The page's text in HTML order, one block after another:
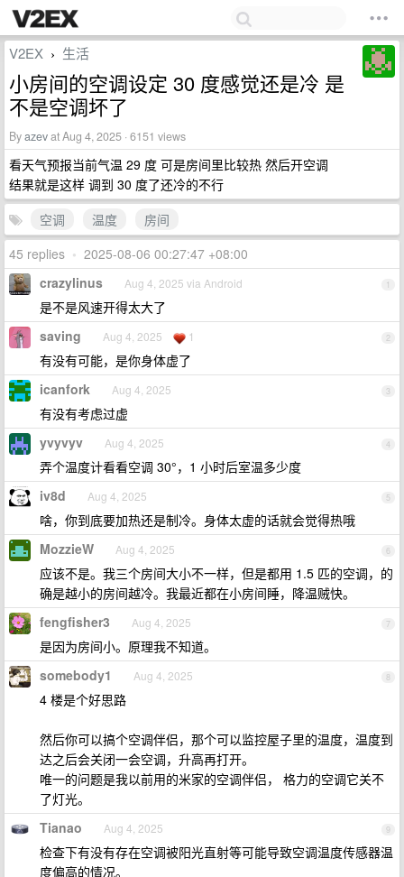
V2EX › 生活
小房间的空调设定 30 度感觉还是冷 是
不是空调坏了
Byazevat Aug 4, 2025 · 6151 views
看天气预报当前气温 29 度 可是房间里比较热 然后开空调
结果就是这样 调到 30 度了还冷的不行
空调
温度
房间
45 replies • 2025-08-06 00:27:47 +08:00
1
crazylinus Aug 4, 2025 via Android
是不是风速开得太大了
2
saving Aug 4, 2025 1
有没有可能，是你身体虚了
3
icanfork Aug 4, 2025
有没有考虑过虚
4
yvyvyv Aug 4, 2025
弄个温度计看看空调 30°，1 小时后室温多少度
5
iv8d Aug 4, 2025
啥，你到底要加热还是制冷。身体太虚的话就会觉得热哦
6
MozzieW Aug 4, 2025
应该不是。我三个房间大小不一样，但是都用 1.5 匹的空调，的
确是越小的房间越冷。我最近都在小房间睡，降温贼快。
7
fengfisher3 Aug 4, 2025
是因为房间小。原理我不知道。
8
somebody1 Aug 4, 2025
4 楼是个好思路
然后你可以搞个空调伴侣，那个可以监控屋子里的温度，温度到
达之后会关闭一会空调，升高再打开。
唯一的问题是我以前用的米家的空调伴侣， 格力的空调它关不
了灯光。
9
Tianao Aug 4, 2025
检查下有没有存在空调被阳光直射等可能导致空调温度传感器温
度偏高的情况。